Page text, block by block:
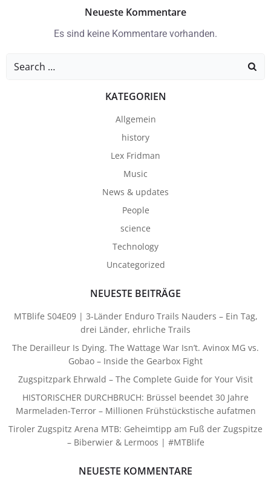
Neueste Kommentare
Es sind keine Kommentare vorhanden.
Search
KATEGORIEN
Allgemein
history
Lex Fridman
Music
News & updates
People
science
Technology
Uncategorized
NEUESTE BEITRÄGE
MTBlife S04E09 | 3-Länder Enduro Trails Nauders – Ein Tag,
drei Länder, ehrliche Trails
The Derailleur Is Dying. The Wattage War Isn’t. Avinox MG vs.
Gobao – Inside the Gearbox Fight
Zugspitzpark Ehrwald – The Complete Guide for Your Visit
HISTORISCHER DURCHBRUCH: Brüssel beendet 30 Jahre
Marmeladen-Terror – Millionen Frühstückstische aufatmen
Tiroler Zugspitz Arena MTB: Geheimtipp am Fuß der Zugspitze
– Biberwier & Lermoos | #MTBlife
NEUESTE KOMMENTARE